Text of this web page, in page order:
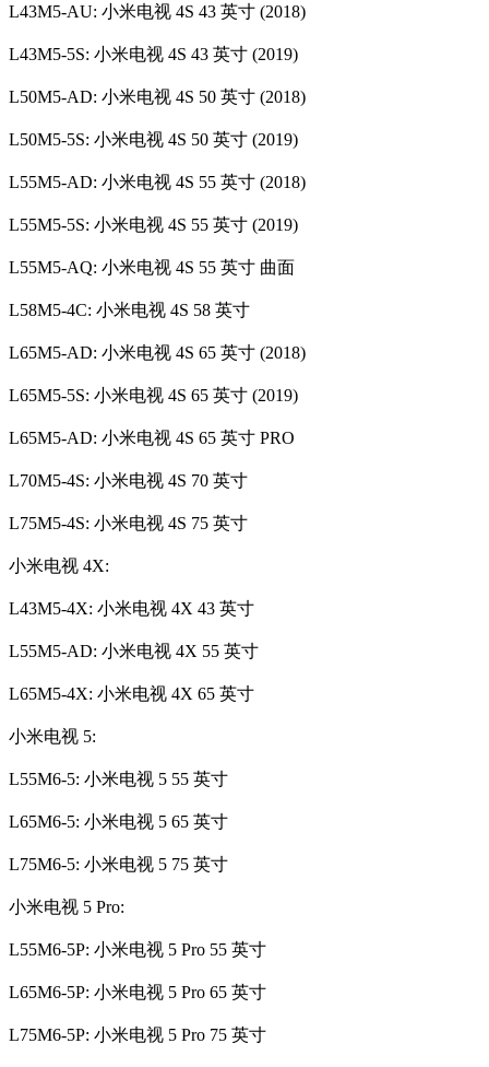
L43M5-AU: 小米电视 4S 43 英寸 (2018)
L43M5-5S: 小米电视 4S 43 英寸 (2019)
L50M5-AD: 小米电视 4S 50 英寸 (2018)
L50M5-5S: 小米电视 4S 50 英寸 (2019)
L55M5-AD: 小米电视 4S 55 英寸 (2018)
L55M5-5S: 小米电视 4S 55 英寸 (2019)
L55M5-AQ: 小米电视 4S 55 英寸 曲面
L58M5-4C: 小米电视 4S 58 英寸
L65M5-AD: 小米电视 4S 65 英寸 (2018)
L65M5-5S: 小米电视 4S 65 英寸 (2019)
L65M5-AD: 小米电视 4S 65 英寸 PRO
L70M5-4S: 小米电视 4S 70 英寸
L75M5-4S: 小米电视 4S 75 英寸
小米电视 4X:
L43M5-4X: 小米电视 4X 43 英寸
L55M5-AD: 小米电视 4X 55 英寸
L65M5-4X: 小米电视 4X 65 英寸
小米电视 5:
L55M6-5: 小米电视 5 55 英寸
L65M6-5: 小米电视 5 65 英寸
L75M6-5: 小米电视 5 75 英寸
小米电视 5 Pro:
L55M6-5P: 小米电视 5 Pro 55 英寸
L65M6-5P: 小米电视 5 Pro 65 英寸
L75M6-5P: 小米电视 5 Pro 75 英寸